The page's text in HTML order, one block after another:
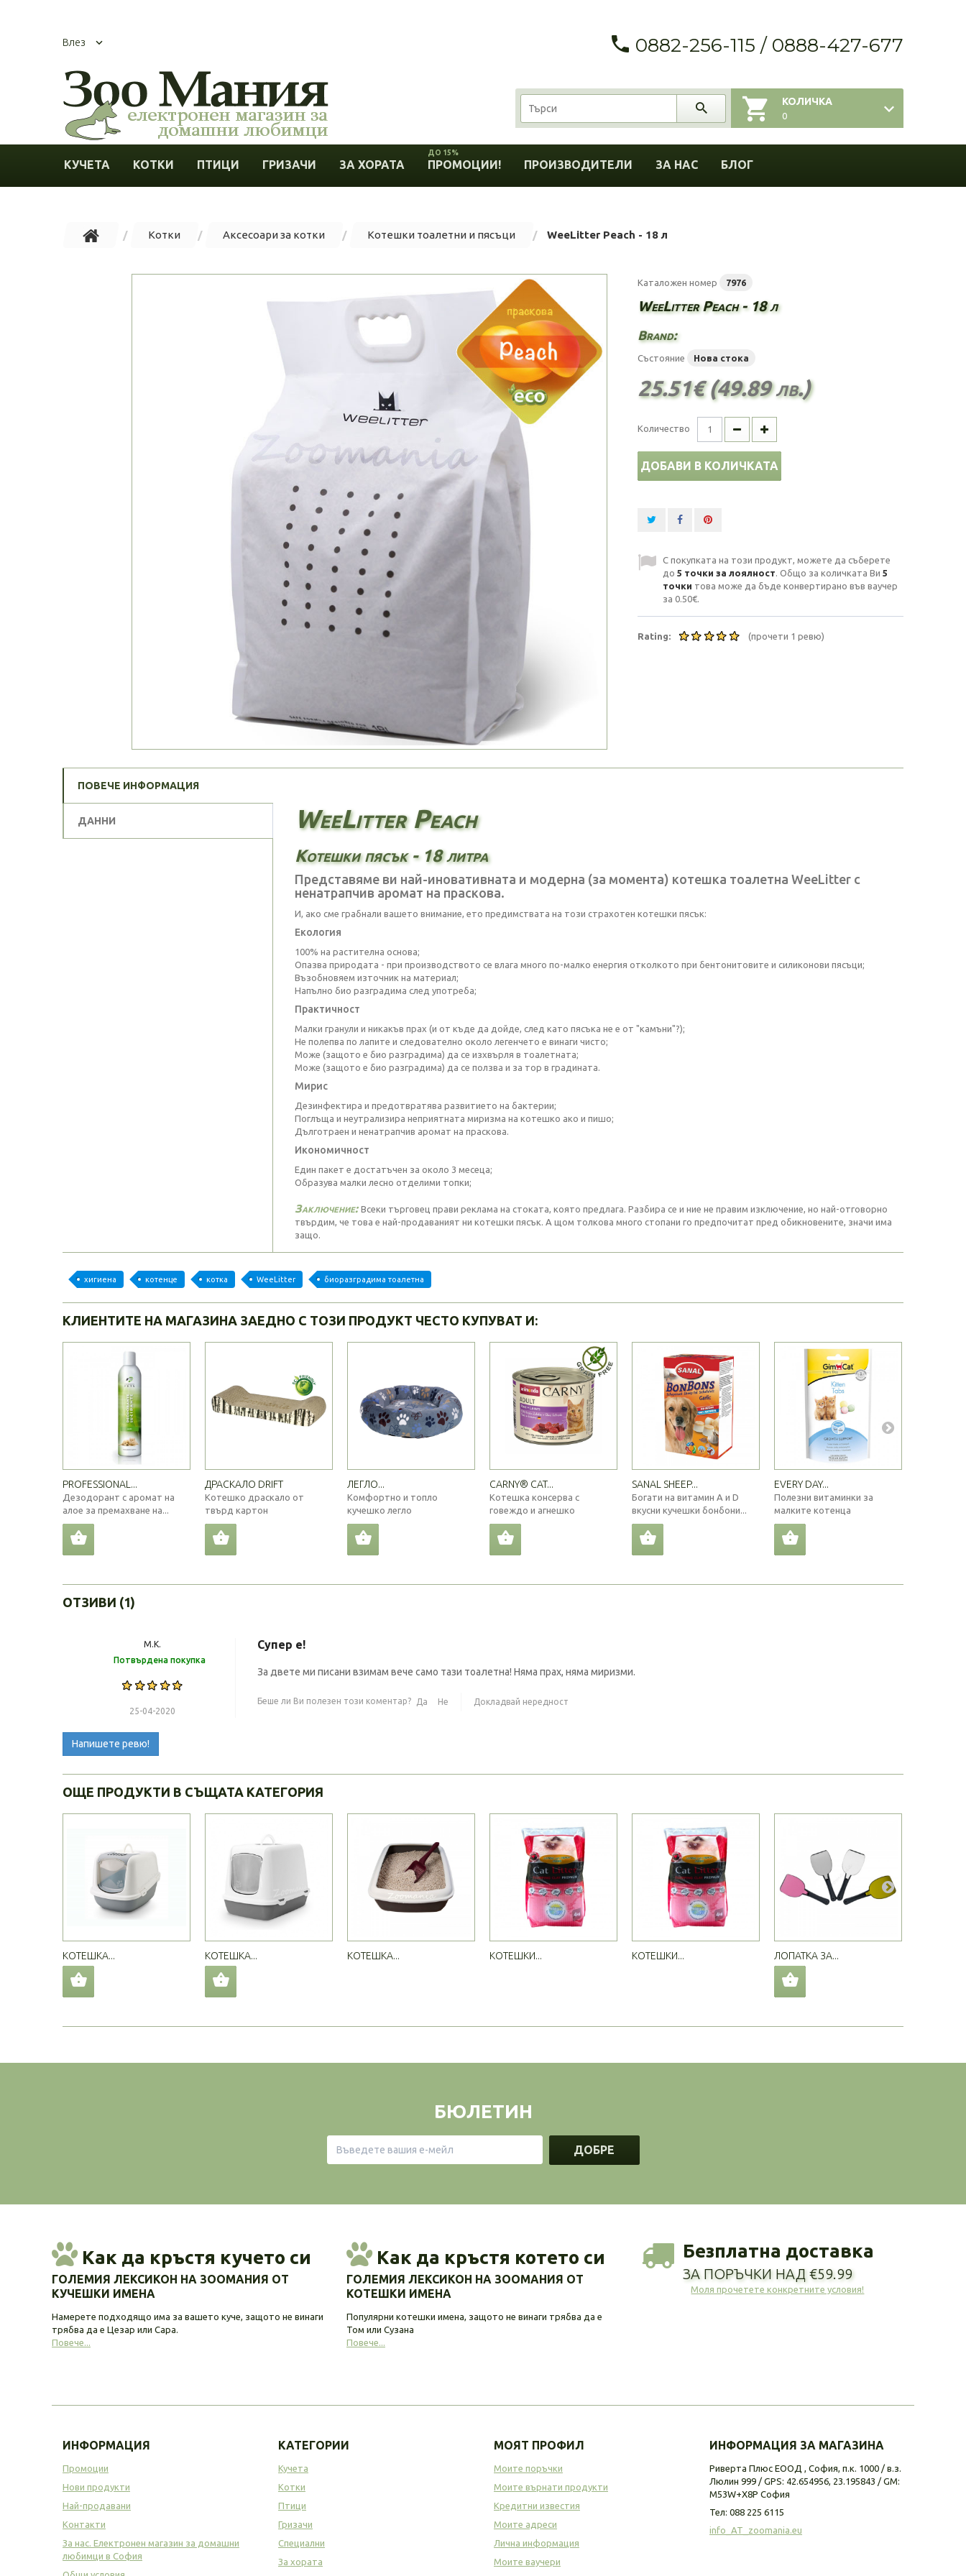
Влез 0882-256-115 / 0888-427-677
КОЛИЧКА
0
КУЧЕТА КОТКИ ПТИЦИ ГРИЗАЧИ ЗА ХОРАТА ПРОМОЦИИ!
ДО 15%
ПРОИЗВОДИТЕЛИ ЗА НАС БЛОГ
Котки Аксесоари за котки Котешки тоалетни и пясъци WeeLitter Peach - 18 л
Каталожен номер 7976
WeeLitter Peach - 18 л
Brand:
Състояние Нова стока
25.51€ (49.89 лв.)
Количество
ДОБАВИ В КОЛИЧКАТА
С покупката на този продукт, можете да съберете
до 5 точки за лоялност. Общо за количката Ви 5
точки това може да бъде конвертирано във ваучер
за 0.50€.
Rating: (прочети 1 ревю)
ПОВЕЧЕ ИНФОРМАЦИЯ
ДАННИ WeeLitter Peach
Котешки пясък - 18 литра
Представяме ви най-иновативната и модерна (за момента) котешка тоалетна WeeLitter с
ненатрапчив аромат на праскова.
И, ако сме грабнали вашето внимание, ето предимствата на този страхотен котешки пясък:
Екология
100% на растителна основа;
Опазва природата - при производството се влага много по-малко енергия отколкото при бентонитовите и силиконови пясъци;
Възобновяем източник на материал;
Напълно био разградима след употреба;
Практичност
Малки гранули и никакъв прах (и от къде да дойде, след като пясъка не е от "камъни"?);
Не полепва по лапите и следователно около легенчето е винаги чисто;
Може (защото е био разградима) да се изхвърля в тоалетната;
Може (защото е био разградима) да се ползва и за тор в градината.
Мирис
Дезинфектира и предотвратява развитието на бактерии;
Поглъща и неутрализира неприятната миризма на котешко ако и пишо;
Дълготраен и ненатрапчив аромат на праскова.
Икономичност
Един пакет е достатъчен за около 3 месеца;
Образува малки лесно отделими топки;
Заключение: Всеки търговец прави реклама на стоката, която предлага. Разбира се и ние не правим изключение, но най-отговорно
твърдим, че това е най-продаваният ни котешки пясък. А щом толкова много стопани го предпочитат пред обикновените, значи има
защо.
хигиена котенце котка WeeLitter биоразградима тоалетна
КЛИЕНТИТЕ НА МАГАЗИНА ЗАЕДНО С ТОЗИ ПРОДУКТ ЧЕСТО КУПУВАТ И:
PROFESSIONAL...
Дезодорант с аромат на
алое за премахване на...
ДРАСКАЛО DRIFT
Котешко драскало от
твърд картон
ЛЕГЛО...
Комфортно и топло
кучешко легло
CARNY® CAT...
Котешка консерва с
говеждо и агнешко
SANAL SHEEP...
Богати на витамин A и D
вкусни кучешки бонбони...
EVERY DAY...
Полезни витаминки за
малките котенца
ОТЗИВИ (1)
М.К.
Потвърдена покупка
25-04-2020
Супер е!
За двете ми писани взимам вече само тази тоалетна! Няма прах, няма миризми.
Беше ли Ви полезен този коментар? Да Не Докладвай нередност
Напишете ревю!
ОЩЕ ПРОДУКТИ В СЪЩАТА КАТЕГОРИЯ
КОТЕШКА... КОТЕШКА... КОТЕШКА... КОТЕШКИ... КОТЕШКИ... ЛОПАТКА ЗА...
БЮЛЕТИН
ДОБРЕ
Как да кръстя кучето си
ГОЛЕМИЯ ЛЕКСИКОН НА ЗООМАНИЯ ОТ
КУЧЕШКИ ИМЕНА
Намерете подходящо има за вашето куче, защото не винаги
трябва да е Цезар или Сара.
Повече...
Как да кръстя котето си
ГОЛЕМИЯ ЛЕКСИКОН НА ЗООМАНИЯ ОТ
КОТЕШКИ ИМЕНА
Популярни котешки имена, защото не винаги трябва да е
Том или Сузана
Повече...
Безплатна доставка
ЗА ПОРЪЧКИ НАД €59.99
Моля прочетете конкретните условия!
ИНФОРМАЦИЯ
Промоции
Нови продукти
Най-продавани
Контакти
За нас. Електронен магазин за домашни
любимци в София
КАТЕГОРИИ
Кучета
Котки
Птици
Гризачи
Специални
За хората
МОЯТ ПРОФИЛ
Моите поръчки
Моите върнати продукти
Кредитни известия
Моите адреси
Лична информация
Моите ваучери
ИНФОРМАЦИЯ ЗА МАГАЗИНА
Риверта Плюс ЕООД , София, п.к. 1000 / в.з.
Люлин 999 / GPS: 42.654956, 23.195843 / GM:
M53W+X8P София
Тел: 088 225 6115
info_AT_zoomania.eu